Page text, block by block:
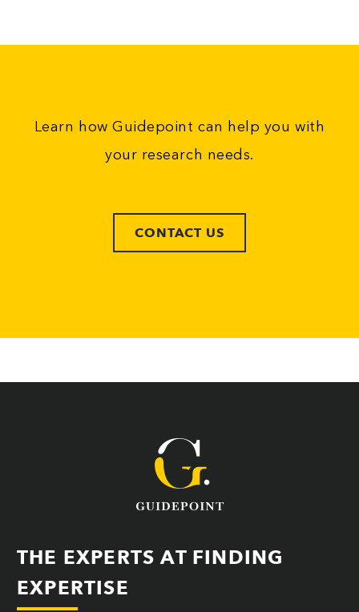
Learn how Guidepoint can help you with
your research needs.
CONTACT US
THE EXPERTS AT FINDING
EXPERTISE